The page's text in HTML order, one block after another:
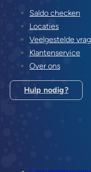
Saldo checken
Locaties
Veelgestelde
Klantenservice
Over ons
Hulp nodig?